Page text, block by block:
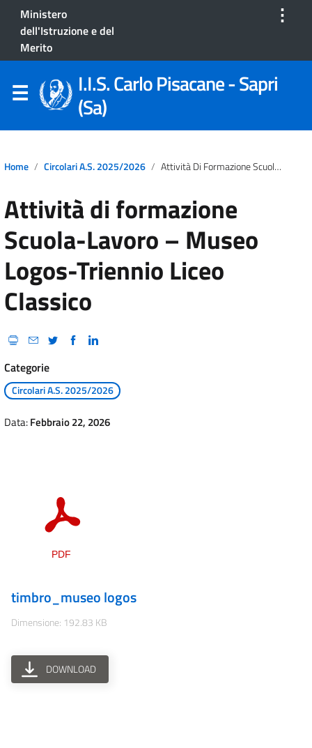
Ministero
dell'Istruzione e del
Merito
⋮
I.I.S. Carlo Pisacane - Sapri
(Sa)
Home Circolari A.S. 2025/2026 Attività Di Formazione Scuola-Lavoro – Museo Logos-Triennio Liceo Classico
Attività di formazione
Scuola-Lavoro – Museo
Logos-Triennio Liceo
Classico
Categorie
Circolari A.S. 2025/2026
Data:Febbraio 22, 2026
timbro_museo logos
Dimensione: 192.83 KB
DOWNLOAD